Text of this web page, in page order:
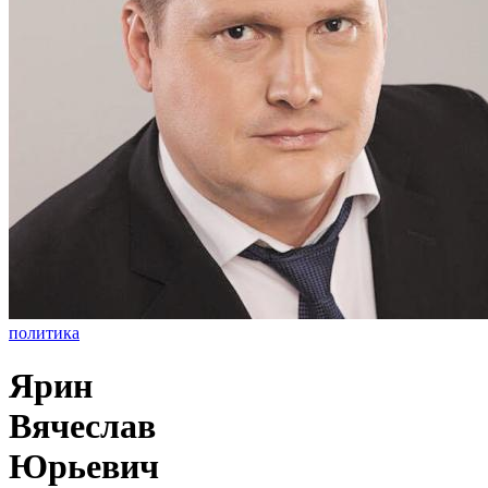
политика
Ярин
Вячеслав
Юрьевич